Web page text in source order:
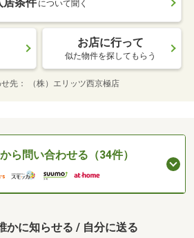
について聞く
お店に行って
似た物件を探してもらう
先 （株）エリッツ西京極店
ら問い合わせる（34件）
かに知らせる / 自分に送る